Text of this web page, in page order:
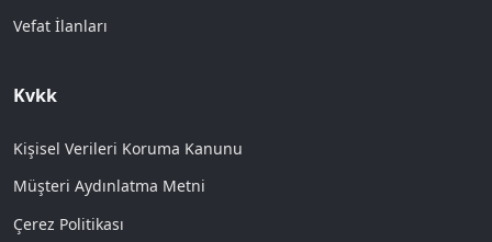
Vefat İlanları
Kvkk
Kişisel Verileri Koruma Kanunu
Müşteri Aydınlatma Metni
Çerez Politikası